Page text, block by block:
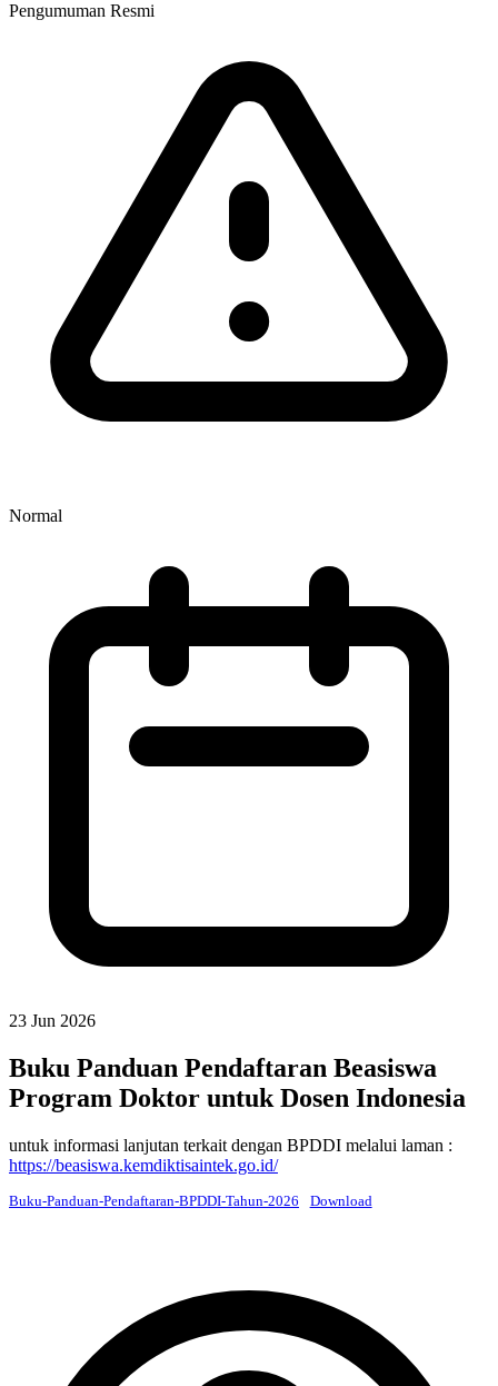
Pengumuman Resmi
Normal
23 Jun 2026
Buku Panduan Pendaftaran Beasiswa
Program Doktor untuk Dosen Indonesia
untuk informasi lanjutan terkait dengan BPDDI melalui laman :
https://beasiswa.kemdiktisaintek.go.id/
Buku-Panduan-Pendaftaran-BPDDI-Tahun-2026 Download